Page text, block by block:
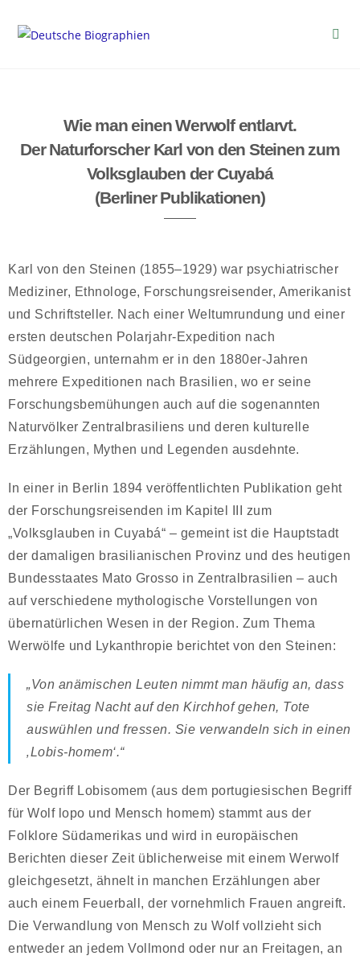
Wie man einen Werwolf entlarvt.
Der Naturforscher Karl von den Steinen zum
Volksglauben der Cuyabá
(Berliner Publikationen)
Karl von den Steinen (1855–1929) war psychiatrischer
Mediziner, Ethnologe, Forschungsreisender, Amerikanist
und Schriftsteller. Nach einer Weltumrundung und einer
ersten deutschen Polarjahr-Expedition nach
Südgeorgien, unternahm er in den 1880er-Jahren
mehrere Expeditionen nach Brasilien, wo er seine
Forschungsbemühungen auch auf die sogenannten
Naturvölker Zentralbrasiliens und deren kulturelle
Erzählungen, Mythen und Legenden ausdehnte.
In einer in Berlin 1894 veröffentlichten Publikation geht
der Forschungsreisenden im Kapitel III zum
„Volksglauben in Cuyabá“ – gemeint ist die Hauptstadt
der damaligen brasilianischen Provinz und des heutigen
Bundesstaates Mato Grosso in Zentralbrasilien – auch
auf verschiedene mythologische Vorstellungen von
übernatürlichen Wesen in der Region. Zum Thema
Werwölfe und Lykanthropie berichtet von den Steinen:
„Von anämischen Leuten nimmt man häufig an, dass
sie Freitag Nacht auf den Kirchhof gehen, Tote
auswühlen und fressen. Sie verwandeln sich in einen
‚Lobis-homem‘.“
Der Begriff Lobisomem (aus dem portugiesischen Begriff
für Wolf lopo und Mensch homem) stammt aus der
Folklore Südamerikas und wird in europäischen
Berichten dieser Zeit üblicherweise mit einem Werwolf
gleichgesetzt, ähnelt in manchen Erzählungen aber
auch einem Feuerball, der vornehmlich Frauen angreift.
Die Verwandlung von Mensch zu Wolf vollzieht sich
entweder an jedem Vollmond oder nur an Freitagen, an